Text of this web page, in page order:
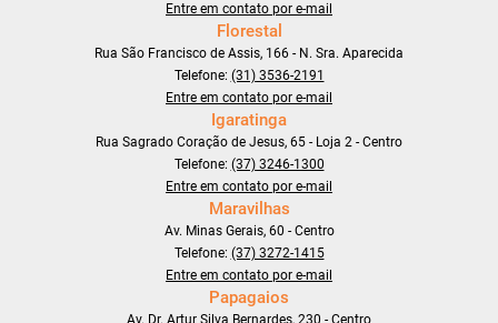
Entre em contato por e-mail
Florestal
Rua São Francisco de Assis, 166 - N. Sra. Aparecida
Telefone: (31) 3536-2191
Entre em contato por e-mail
Igaratinga
Rua Sagrado Coração de Jesus, 65 - Loja 2 - Centro
Telefone: (37) 3246-1300
Entre em contato por e-mail
Maravilhas
Av. Minas Gerais, 60 - Centro
Telefone: (37) 3272-1415
Entre em contato por e-mail
Papagaios
Av. Dr. Artur Silva Bernardes, 230 - Centro